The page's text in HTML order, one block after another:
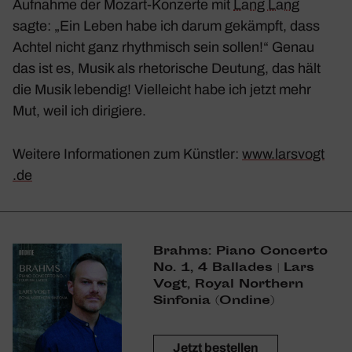
Aufnahme der Mozart-Konzerte mit Lang Lang
sagte: „Ein Leben habe ich darum gekämpft, dass
Achtel nicht ganz rhyth­misch sein sollen!“ Genau
das ist es, Musik als rheto­ri­sche Deutung, das hält
die Musik lebendig! Viel­leicht habe ich jetzt mehr
Mut, weil ich diri­giere.
Weitere Infor­ma­tionen zum Künstler: www​.lars​vogt​
.de
Brahms: Piano Concerto
No. 1, 4 Ballades | Lars
Vogt, Royal Nort­hern
Sinfonia (Ondine)
Jetzt bestellen